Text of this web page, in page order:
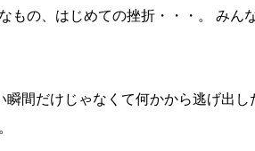
もの、はじめての挫折・・・。 みん
間だけじゃなくて何かから逃げ出